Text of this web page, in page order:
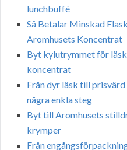
lunchbuffé
Så Betalar Minskad
Aromhusets Koncentrat
Byt kylutrymmet för
koncentrat
Från dyr läsk till
några enkla steg
Byt till Aromhusets
krymper
Från